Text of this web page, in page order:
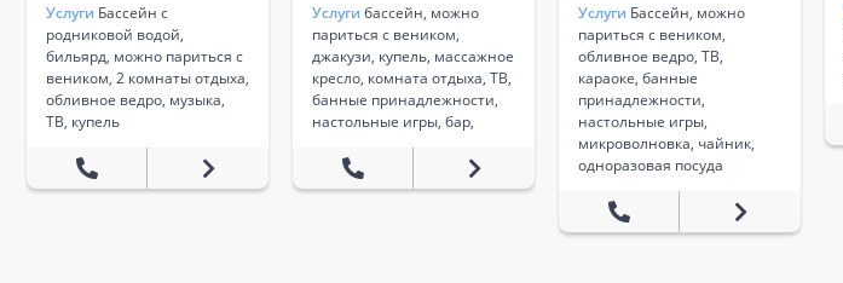
Услуги Бассейн с
родниковой водой,
бильярд, можно париться с
веником, 2 комнаты отдыха,
обливное ведро, музыка,
ТВ, купель
Услуги бассейн, можно
париться с веником,
джакузи, купель, массажное
кресло, комната отдыха, ТВ,
банные принадлежности,
настольные игры, бар,
Услуги Бассейн, можно
париться с веником,
обливное ведро, ТВ,
караоке, банные
принадлежности,
настольные игры,
микроволновка, чайник,
одноразовая посуда